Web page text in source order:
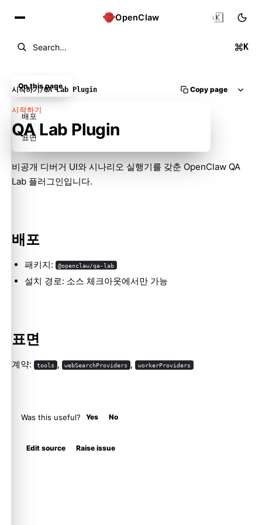
OpenClaw
Search... K
🇰🇷
시작하기/QA Lab Plugin Copy page
시작하기
QA Lab Plugin
비공개 디버거 UI와 시나리오 실행기를 갖춘 OpenClaw QA
Lab 플러그인입니다.
배포
패키지: @openclaw/qa-lab
설치 경로: 소스 체크아웃에서만 가능
표면
계약: tools , webSearchProviders , workerProviders
Was this useful? Yes No
Edit source Raise issue
On this page
배포
표면